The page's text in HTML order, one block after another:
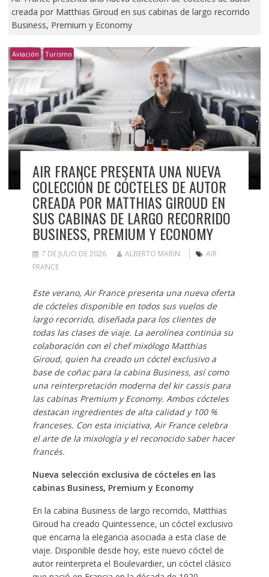
creada por Matthias Giroud en sus cabinas de largo recorrido
Business, Premium y Economy
Aviación Turismo
AIR FRANCE PRESENTA UNA NUEVA
COLECCIÓN DE CÓCTELES DE AUTOR
CREADA POR MATTHIAS GIROUD EN
SUS CABINAS DE LARGO RECORRIDO
BUSINESS, PREMIUM Y ECONOMY
7 DE JULIO DE 2026 ALBERTO MARIN
AIR
FRANCE
Este verano, Air France presenta una nueva oferta
de cócteles disponible en todos sus vuelos de
largo recorrido, diseñada para los clientes de
todas las clases de viaje. La aerolínea continúa su
colaboración con el chef mixólogo Matthias
Giroud, quien ha creado un cóctel exclusivo a
base de coñac para la cabina Business, así como
una reinterpretación moderna del kir cassis para
las cabinas Premium y Economy. Ambos cócteles
destacan ingredientes de alta calidad y 100 %
franceses. Con esta iniciativa, Air France celebra
el arte de la mixología y el reconocido saber hacer
francés.
Nueva selección exclusiva de cócteles en las
cabinas Business, Premium y Economy
En la cabina Business de largo recorrido, Matthias
Giroud ha creado Quintessence, un cóctel exclusivo
que encarna la elegancia asociada a esta clase de
viaje. Disponible desde hoy, este nuevo cóctel de
autor reinterpreta el Boulevardier, un cóctel clásico